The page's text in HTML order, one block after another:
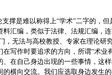
撑是难以称得上“学术”二字的，
汇编，类似于法律、法规汇编，
，无法与高校教授、专家在理论研
写作时要追求的方向，所谓“术业
在自己身边出现的一些事情，这
横向交流。我们应选取身边发生